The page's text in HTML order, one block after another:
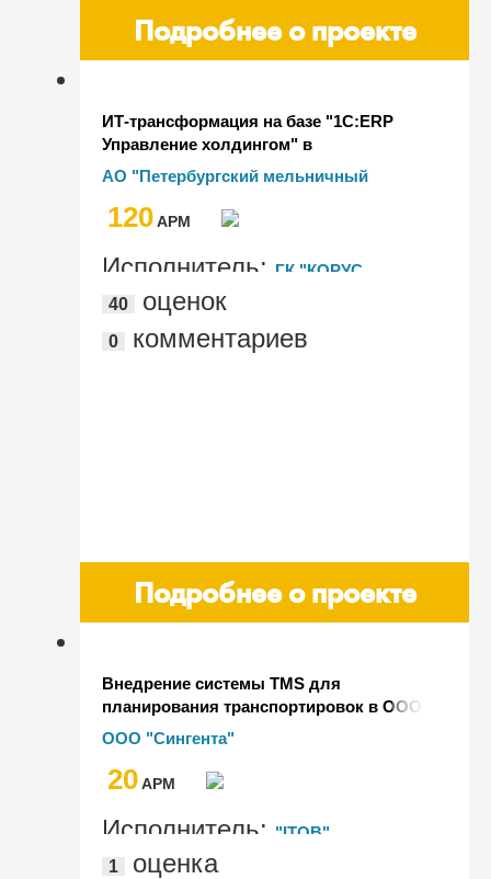
Подробнее о проекте
ИТ-трансформация на базе "1С:ERP
Управление холдингом" в
"Петербургском мельничном
комбинате"
АО "Петербургский мельничный
120AРМ
Исполнитель: ГК "КОРУС
Консалтинг"
40 оценок
0 комментариев
Подробнее о проекте
Внедрение системы TMS для
планирования транспортировок в ООО
"Сингента" и настройка передачи
ООО "Сингента"
20AРМ
Исполнитель: "ITOB"
1
оценка